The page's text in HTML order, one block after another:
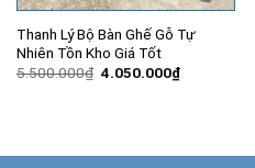
Thanh Lý Bộ Bàn Ghế Gỗ Tự
Nhiên Tồn Kho Giá Tốt
5.500.000₫ Giá
4.050.000₫Giá
hiện